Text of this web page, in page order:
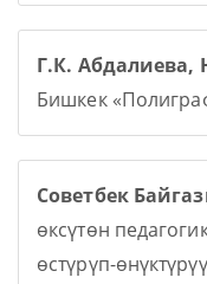
Г.К. Абдалиева,
Бишкек
Советбек
өксүтөн
өстүрүп-